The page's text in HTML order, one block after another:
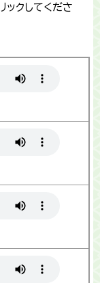
ックしてくださ